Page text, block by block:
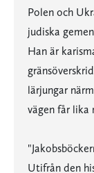
Polen och
judiska
Han är
lärjungar
vägen får lika
Utifrån den